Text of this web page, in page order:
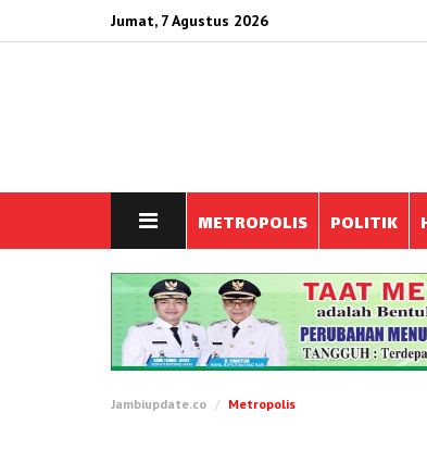
Jumat, 7 Agustus 2026
METROPOLIS POLITIK
Jambiupdate.co Metropolis